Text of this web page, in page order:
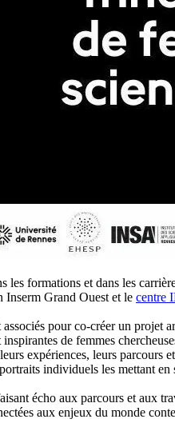
les formations et dans les
Inserm Grand Ouest et le centre
pour co-créer un
de femmes
expériences, leurs
individuels les mettant
écho aux parcours et aux
aux enjeux du monde